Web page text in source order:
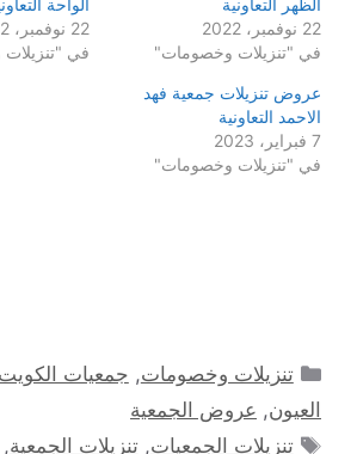
22 نوفمبر، 2022
في "تنزيلات وخصومات"
22 نوفمبر، 2022
في
عروض تنزيلات جمعية فهد
الاحمد التعاونية
7 فبراير، 2023
في "تنزيلات وخصومات"
التصنيفات
تنزيلات وخصومات, جمعيات الكويت
العيون, عروض الجمعية
الوسوم
تنزيلات الجمعيات,تنزيلات الجمعية